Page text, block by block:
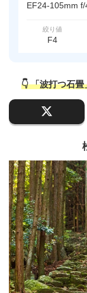
EF24-105mm f/
絞り値
F4
👇 「波打つ石